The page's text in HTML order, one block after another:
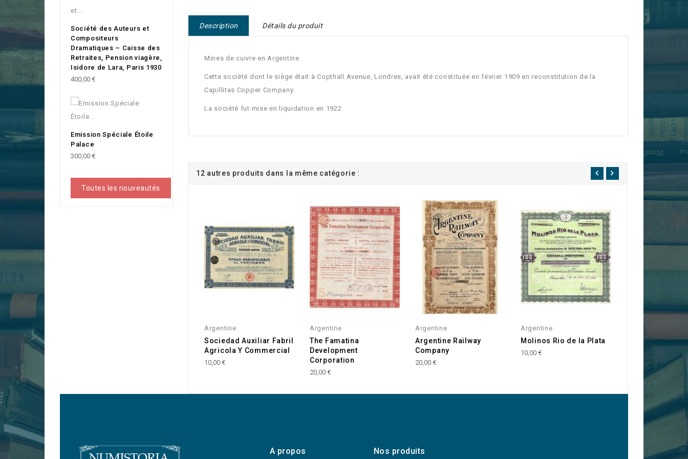
Société des Auteurs et
Compositeurs
Dramatiques – Caisse des
Retraites, Pension viagère,
Isidore de Lara, Paris 1930
Prix
400,00 €
Emission Spéciale Étoile
Palace
Prix
300,00 €
Toutes les nouveautés
Description Détails du produit
Mines de cuivre en Argentine.
Cette société dont le siège était à Copthall Avenue, Londres, avait été constituée en février 1909 en reconstitution de la
Capillitas Copper Company.
La société fut mise en liquidation en 1922.
12 autres produits dans la même catégorie :
Argentine
Sociedad Auxiliar Fabril
Agricola Y Commercial
10,00 €
Argentine
The Famatina
Development
Corporation
20,00 €
Argentine
Argentine Railway
Company
20,00 €
Argentine
Molinos Rio de la Plata
10,00 €
Province de
A propos Nos produits